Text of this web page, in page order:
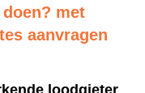
met
aanvragen
loodgieter